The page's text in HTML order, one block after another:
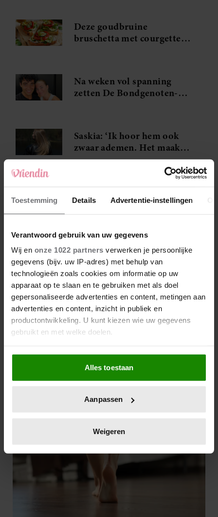
Toestemming Details Advertentie-instellingen
Verantwoord gebruik van uw gegevens
Wij en onze 1022 partners verwerken je persoonlijke
gegevens (bijv. uw IP-adres) met behulp van
technologieën zoals cookies om informatie op uw
apparaat op te slaan en te gebruiken met als doel
gepersonaliseerde advertenties en content, metingen aan
advertenties en content, inzicht in publiek en
productontwikkeling. U kunt kiezen wie uw gegevens
gebruikt en met welke doelen.
Als u het toestaat, willen we ook graag:
Informatie verzamelen over uw geografische
locatie, die tot een paar meter nauwkeurig kan zijn
scannen op specifieke eigenschappen (fingerprinting)
verwerkt en stel uw voorkeuren in het
intrekken in de Cookieverklaring.
We gebruiken cookies om content en advertenties te
personaliseren, om functies voor social media te bieden
en om ons websiteverkeer te analyseren. Ook delen we
Alles toestaan
Aanpassen
Weigeren
Deze goudbruine
bruschetta met courgette
Na weken vol spanning
zetten De Bondgenoten-
Saskia: ‘Ik hoor hem ook
zwaar ademen. Het maakt
me gek. Ik wil die man.’